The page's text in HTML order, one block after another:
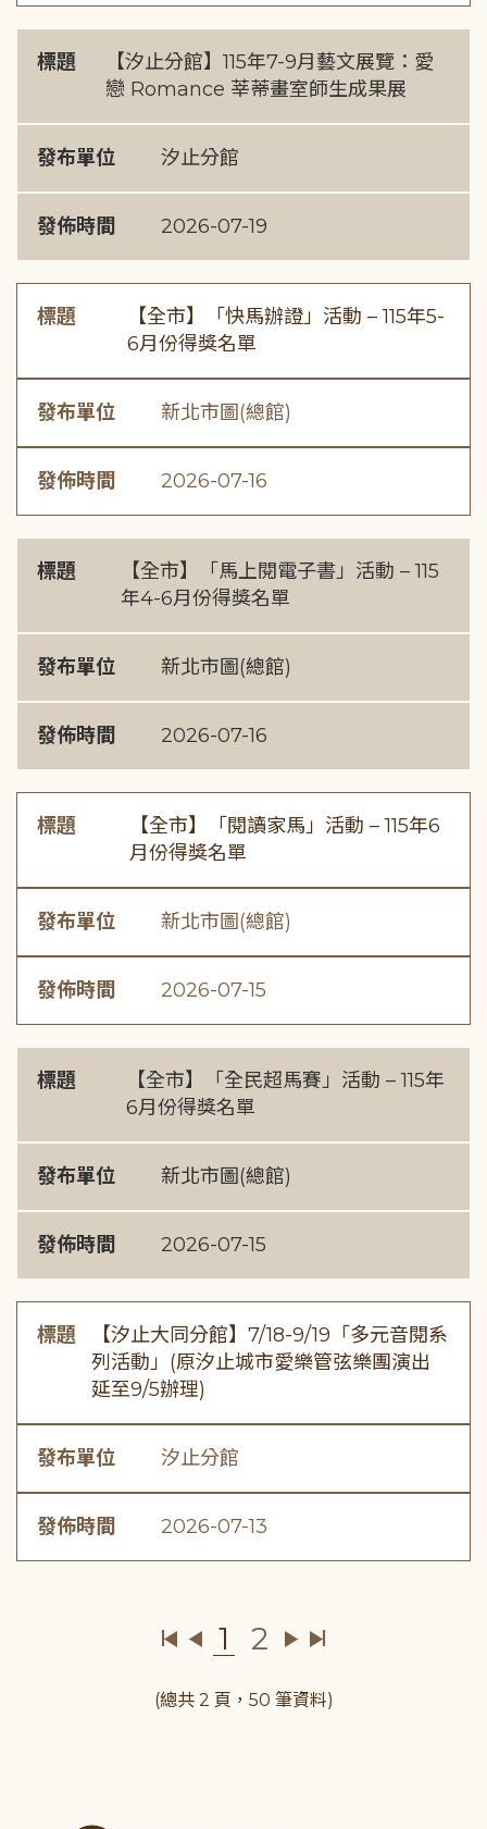
標題
【汐止分館】115年7-9月藝文展覽：愛
戀 Romance 莘蒂畫室師生成果展
發布單位 汐止分館
發佈時間 2026-07-19
標題
【全市】「快馬辦證」活動 – 115年5-
6月份得獎名單
發布單位 新北市圖(總館)
發佈時間 2026-07-16
標題
【全市】「馬上閱電子書」活動 – 115
年4-6月份得獎名單
發布單位 新北市圖(總館)
發佈時間 2026-07-16
標題
【全市】「閱讀家馬」活動 – 115年6
月份得獎名單
發布單位 新北市圖(總館)
發佈時間 2026-07-15
標題
【全市】「全民超馬賽」活動 – 115年
6月份得獎名單
發布單位 新北市圖(總館)
發佈時間 2026-07-15
標題
【汐止大同分館】7/18-9/19「多元音閱系
列活動」(原汐止城市愛樂管弦樂團演出
延至9/5辦理)
發布單位 汐止分館
發佈時間 2026-07-13
1 2
(總共 2 頁，50 筆資料)